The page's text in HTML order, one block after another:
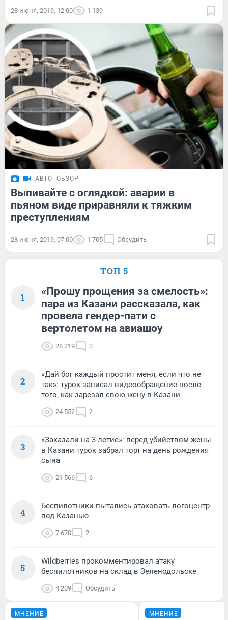
28 июня, 2019, 12:00 1 139
АВТО ОБЗОР
Выпивайте с оглядкой: аварии в
пьяном виде приравняли к тяжким
преступлениям
28 июня, 2019, 07:00 1 705 Обсудить
ТОП 5
1
«Прошу прощения за смелость»:
пара из Казани рассказала, как
провела гендер-пати с
вертолетом на авиашоу
28 219 3
2
«Дай бог каждый простит меня, если что не
так»: турок записал видеообращение после
того, как зарезал свою жену в Казани
24 552 2
3
«Заказали на 3-летие»: перед убийством жены
в Казани турок забрал торт на день рождения
сына
21 566 6
4
Беспилотники пытались атаковать логоцентр
под Казанью
7 670 2
5
Wildberries прокомментировал атаку
беспилотников на склад в Зеленодольске
4 209 Обсудить
МНЕНИЕ МНЕНИЕ